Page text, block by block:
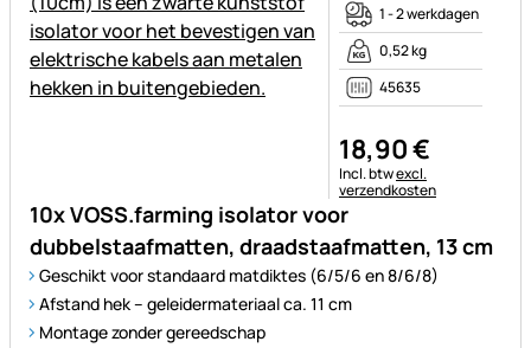
10x VOSS.farming isolator voor
dubbelstaafmatten, draadstaafmatten, 13 cm
Geschikt voor standaard matdiktes (6/5/6 en 8/6/8)
Afstand hek – geleidermateriaal ca. 11 cm
Montage zonder gereedschap
1 - 2 werkdagen
0,52 kg
45635
18,90€
Belastinginformatie:
Incl. btwexcl.
verzendkosten